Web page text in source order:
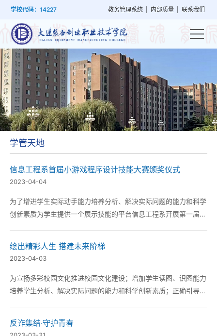
学校代码：14227 教务管理系统 内部质量 联系我们
概
况
建
设
管
理
设
置
工
作
就
业
培
训
学管天地
信息工程系首届小游戏程序设计技能大赛颁奖仪式
2023-04-04
为了增进学生实际动手能力培养分析、解决实际问题的能力和科学
创新素质为学生提供一个展示技能的平台信息工程系开展第一届小
数字化需要、小游戏的体验感是否丰富等要求来完成...
绘出精彩人生 搭建未来阶梯
2023-04-03
为宣扬多彩校园文化推进校园文化建设；增加学生读图、识图能力
培养学生分析、解决实际问题的能力和科学创新素质；正确引导广
作打下夯实的基础。在为期半个月的比赛过...
反诈集结·守护青春